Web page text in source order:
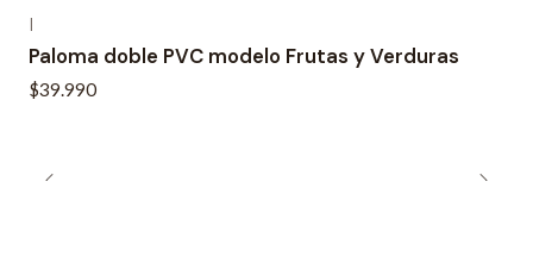
|
Paloma doble PVC modelo Frutas y Verduras
$39.990